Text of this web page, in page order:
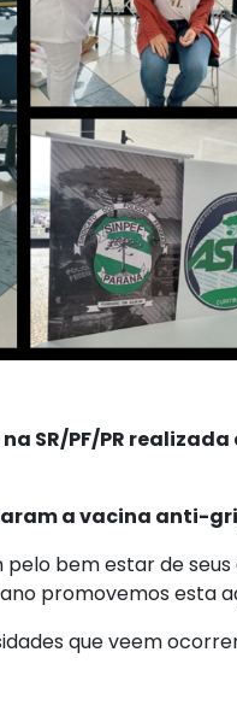
na SR/PF/PR
a vacina anti-
pelo bem estar de
promovemos esta
que veem